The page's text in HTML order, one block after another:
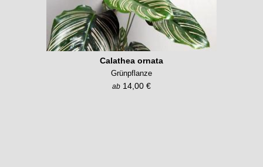
Calathea ornata
Grünpflanze
ab 14,00 €